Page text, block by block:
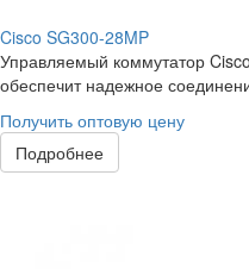
Cisco SG300-28MP
Управляемый коммутатор
обеспечит надежное
Получить оптовую цену
Подробнее